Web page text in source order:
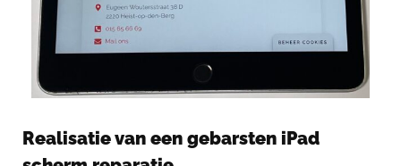
Realisatie van een gebarsten iPad